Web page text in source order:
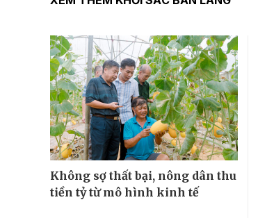
Không sợ thất bại, nông dân thu
tiền tỷ từ mô hình kinh tế